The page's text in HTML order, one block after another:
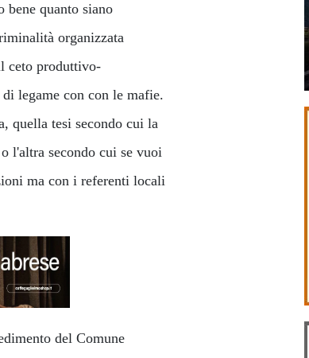
bene quanto siano
organizzata
ceto produttivo-
legame con con le mafie.
quella tesi secondo cui la
l'altra secondo cui se vuoi
ma con i referenti locali
del Comune